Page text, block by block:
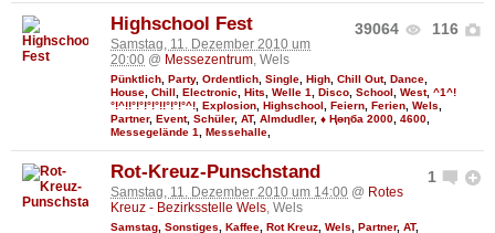
39064 116
Highschool Fest
Samstag, 11. Dezember 2010 um
20:00 @ Messezentrum, Wels
Pünktlich Party, Ordentlich Single High Chill Out, Dance
House Chill Electronic Hits Welle 1 Disco School West, ^1^!
°!^!!°!°!°!°!!°!°!°^! Explosion Highschool Feiern Ferien Wels
Partner, Event, Schüler, AT, Almdudler, ♦ Ңөηба 2000 4600
Messegelände 1
Messehalle
1
Rot-Kreuz-Punschstand
Samstag, 11. Dezember 2010 um 14:00 @ Rotes
Kreuz - Bezirksstelle Wels, Wels
Samstag, Sonstiges, Kaffee, Rot Kreuz, Wels, Partner, AT,